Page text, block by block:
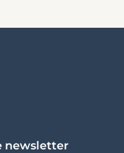
newsletter